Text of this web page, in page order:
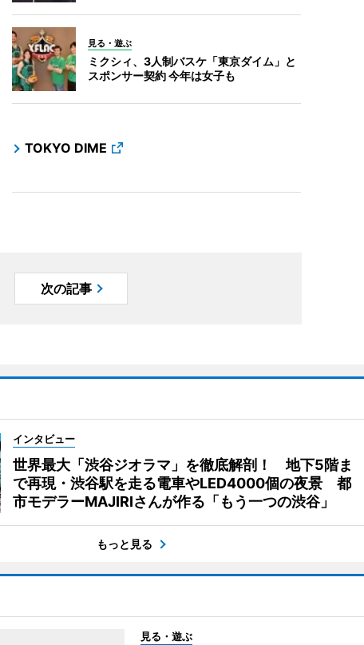
見る・遊ぶ
ミクシィ、3人制バスケ「東京ダイム」と
スポンサー契約 今年は女子も
TOKYO DIME
次の記事
インタビュー
世界最大「渋谷ジオラマ」を徹底解剖！ 地下5階ま
で再現・渋谷駅を走る電車やLED4000個の夜景 都
市モデラーMAJIRIさんが作る「もう一つの渋谷」
もっと見る
見る・遊ぶ